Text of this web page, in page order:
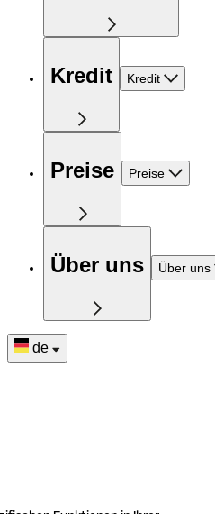
Kredit Kredit
Preise Preise
Über uns Über uns
de